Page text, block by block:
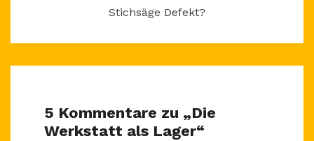
Stichsäge Defekt?
5 Kommentare zu „Die
Werkstatt als Lager“